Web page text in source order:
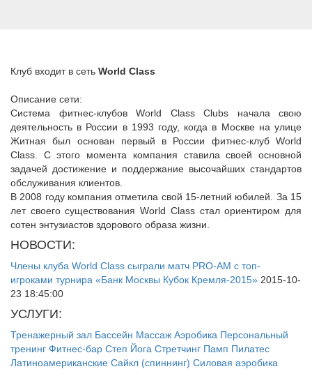
Клуб входит в сеть World Class
Описание сети:
Система фитнес-клубов World Class Clubs начала свою
деятельность в России в 1993 году, когда в Москве на улице
Житная был основан первый в России фитнес-клуб World
Class. С этого момента компания ставила своей основной
задачей достижение и поддержание высочайших стандартов
обслуживания клиентов.
В 2008 году компания отметила свой 15-летний юбилей. За 15
лет своего существования World Class стал ориентиром для
сотен энтузиастов здорового образа жизни.
НОВОСТИ:
Члены клуба World Class сыграли матч PRO-AM с топ-
игроками турнира «Банк Москвы Кубок Кремля-2015» 2015-10-
23 18:45:00
УСЛУГИ:
Тренажерный зал Бассейн Массаж Аэробика Персональный
тренинг Фитнес-бар Степ Йога Стретчинг Памп Пилатес
Латиноамериканские Сайкл (спиннинг) Силовая аэробика